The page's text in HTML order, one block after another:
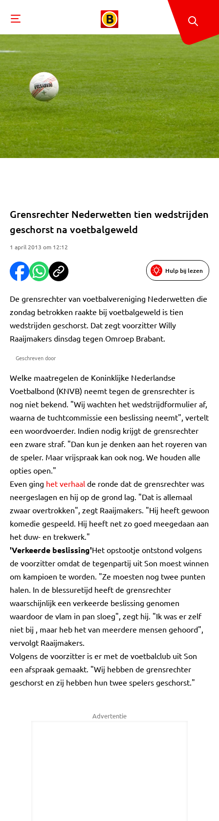
Grensrechter Nederwetten tien wedstrijden
geschorst na voetbalgeweld
1 april 2013 om 12:12
Hulp bij lezen
De grensrechter van voetbalvereniging Nederwetten die
zondag betrokken raakte bij voetbalgeweld is tien
wedstrijden geschorst. Dat zegt voorzitter Willy
Raaijmakers dinsdag tegen Omroep Brabant.
Geschreven door
Welke maatregelen de Koninklijke Nederlandse
Voetbalbond (KNVB) neemt tegen de grensrechter is
nog niet bekend. "Wij wachten het wedstrijdformulier af,
waarna de tuchtcommissie een beslissing neemt", vertelt
een woordvoerder. Indien nodig krijgt de grensrechter
een zware straf. "Dan kun je denken aan het royeren van
de speler. Maar vrijspraak kan ook nog. We houden alle
opties open."
Even ging het verhaal de ronde dat de grensrechter was
neergeslagen en hij op de grond lag. "Dat is allemaal
zwaar overtrokken", zegt Raaijmakers. "Hij heeft gewoon
komedie gespeeld. Hij heeft net zo goed meegedaan aan
het duw- en trekwerk."
'Verkeerde beslissing'Het opstootje ontstond volgens
de voorzitter omdat de tegenpartij uit Son moest winnen
om kampioen te worden. "Ze moesten nog twee punten
halen. In de blessuretijd heeft de grensrechter
waarschijnlijk een verkeerde beslissing genomen
waardoor de vlam in pan sloeg", zegt hij. "Ik was er zelf
niet bij , maar heb het van meerdere mensen gehoord",
vervolgt Raaijmakers.
Volgens de voorzitter is er met de voetbalclub uit Son
een afspraak gemaakt. "Wij hebben de grensrechter
geschorst en zij hebben hun twee spelers geschorst."
Advertentie